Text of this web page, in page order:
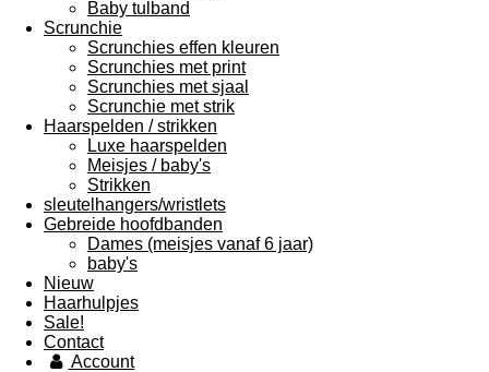
Baby tulband
Scrunchie
Scrunchies effen kleuren
Scrunchies met print
Scrunchies met sjaal
Scrunchie met strik
Haarspelden / strikken
Luxe haarspelden
Meisjes / baby's
Strikken
sleutelhangers/wristlets
Gebreide hoofdbanden
Dames (meisjes vanaf 6 jaar)
baby's
Nieuw
Haarhulpjes
Sale!
Contact
Account